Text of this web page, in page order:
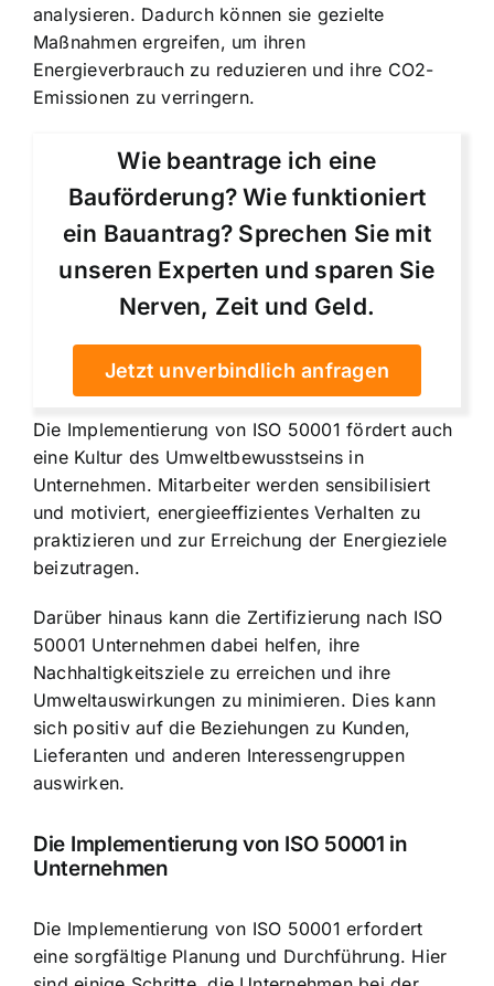
analysieren. Dadurch können sie gezielte
Maßnahmen ergreifen, um ihren
Energieverbrauch zu reduzieren und ihre CO2-
Emissionen zu verringern.
Wie beantrage ich eine
Bauförderung? Wie funktioniert
ein Bauantrag? Sprechen Sie mit
unseren Experten und sparen Sie
Nerven, Zeit und Geld.
Jetzt unverbindlich anfragen
Die Implementierung von ISO 50001 fördert auch
eine Kultur des Umweltbewusstseins in
Unternehmen. Mitarbeiter werden sensibilisiert
und motiviert, energieeffizientes Verhalten zu
praktizieren und zur Erreichung der Energieziele
beizutragen.
Darüber hinaus kann die Zertifizierung nach ISO
50001 Unternehmen dabei helfen, ihre
Nachhaltigkeitsziele zu erreichen und ihre
Umweltauswirkungen zu minimieren. Dies kann
sich positiv auf die Beziehungen zu Kunden,
Lieferanten und anderen Interessengruppen
auswirken.
Die Implementierung von ISO 50001 in
Unternehmen
Die Implementierung von ISO 50001 erfordert
eine sorgfältige Planung und Durchführung. Hier